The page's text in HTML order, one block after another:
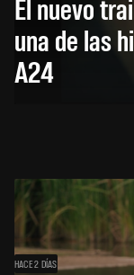
El nuevo
una de las
A24
HACE 2 DÍAS